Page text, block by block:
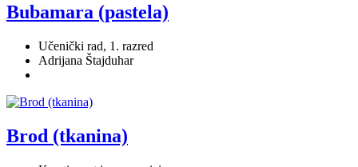
Bubamara (pastela)
Učenički rad, 1. razred
Adrijana Štajduhar
Brod (tkanina)